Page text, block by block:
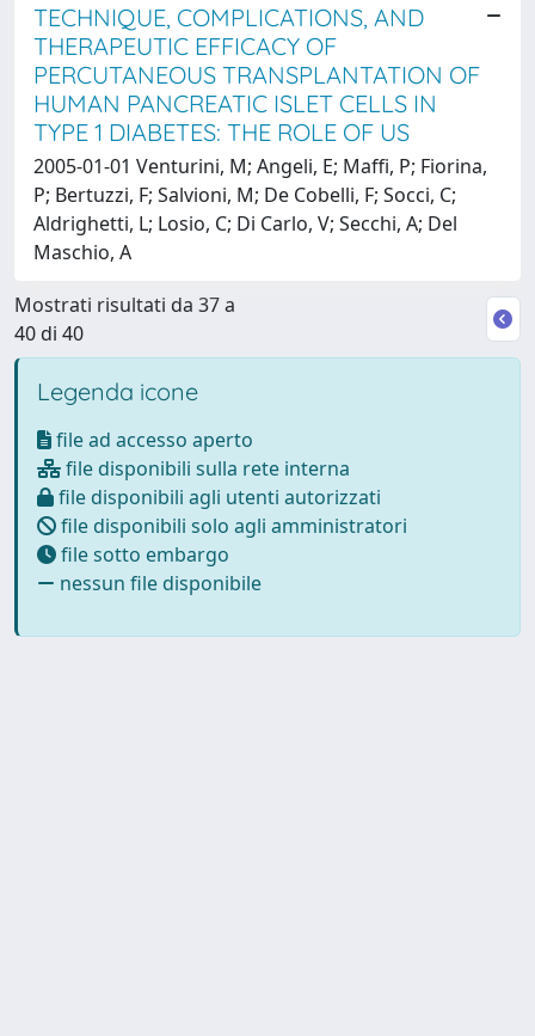
TECHNIQUE, COMPLICATIONS, AND
THERAPEUTIC EFFICACY OF
PERCUTANEOUS TRANSPLANTATION OF
HUMAN PANCREATIC ISLET CELLS IN
TYPE 1 DIABETES: THE ROLE OF US
2005-01-01 Venturini, M; Angeli, E; Maffi, P; Fiorina,
P; Bertuzzi, F; Salvioni, M; De Cobelli, F; Socci, C;
Aldrighetti, L; Losio, C; Di Carlo, V; Secchi, A; Del
Maschio, A
Mostrati risultati da 37 a
40 di 40
Legenda icone
file ad accesso aperto
file disponibili sulla rete interna
file disponibili agli utenti autorizzati
file disponibili solo agli amministratori
file sotto embargo
nessun file disponibile